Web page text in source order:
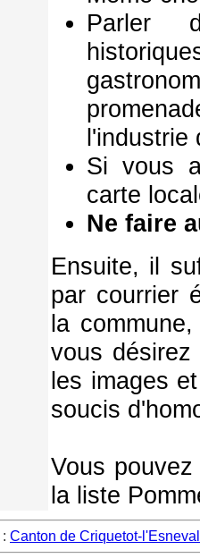
Parler
l'industrie
Si vous
carte
Ne faire
Ensuite, il
par courrier
la
vous
les images
soucis
Vous
la liste
: Canton de Criquetot-l'Esneval